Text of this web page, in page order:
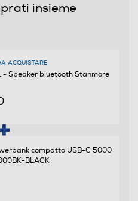
legali e sulla
insieme
ACQUISTARE
- Speaker bluetooth Stanmore
compatto USB-C 5000
BLACK